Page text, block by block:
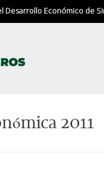
Desarrollo Económico de
2011